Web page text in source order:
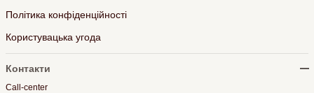
Політика конфіденційності
Користувацька угода
Контакти
Call-center